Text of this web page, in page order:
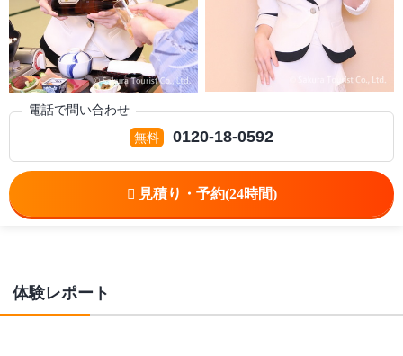
電話で問い合わせ
0120-18-0592
体験レポート